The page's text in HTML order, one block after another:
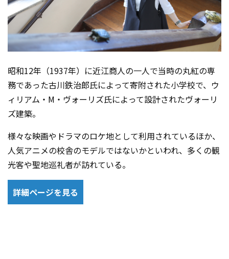
昭和12年（1937年）に近江商人の一人で当時の丸紅の専
務であった古川鉄治郎氏によって寄附された小学校で、ウ
ィリアム・M・ヴォーリズ氏によって設計されたヴォーリ
ズ建築。
様々な映画やドラマのロケ地として利用されているほか、
人気アニメの校舎のモデルではないかといわれ、多くの観
光客や聖地巡礼者が訪れている。
詳細ページを見る